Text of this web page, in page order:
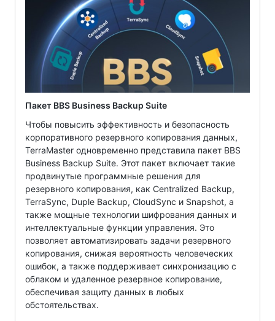
Пакет BBS Business Backup Suite
Чтобы повысить эффективность и безопасность
корпоративного резервного копирования данных,
TerraMaster одновременно представила пакет BBS
Business Backup Suite. Этот пакет включает такие
продвинутые программные решения для
резервного копирования, как Centralized Backup,
TerraSync, Duple Backup, CloudSync и Snapshot, а
также мощные технологии шифрования данных и
интеллектуальные функции управления. Это
позволяет автоматизировать задачи резервного
копирования, снижая вероятность человеческих
ошибок, а также поддерживает синхронизацию с
облаком и удаленное резервное копирование,
обеспечивая защиту данных в любых
обстоятельствах.